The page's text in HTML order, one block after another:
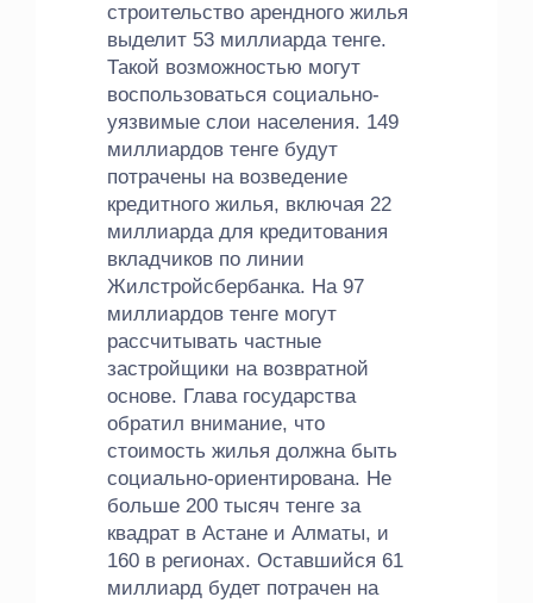
строительство арендного жилья
выделит 53 миллиарда тенге.
Такой возможностью могут
воспользоваться социально-
уязвимые слои населения. 149
миллиардов тенге будут
потрачены на возведение
кредитного жилья, включая 22
миллиарда для кредитования
вкладчиков по линии
Жилстройсбербанка. На 97
миллиардов тенге могут
рассчитывать частные
застройщики на возвратной
основе. Глава государства
обратил внимание, что
стоимость жилья должна быть
социально-ориентирована. Не
больше 200 тысяч тенге за
квадрат в Астане и Алматы, и
160 в регионах. Оставшийся 61
миллиард будет потрачен на